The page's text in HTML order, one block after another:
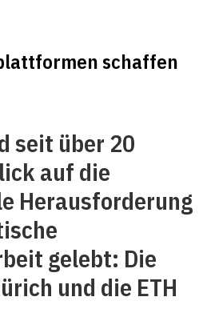
schaffen
seit über 20
auf die
Herausforderung
gelebt: Die
und die ETH